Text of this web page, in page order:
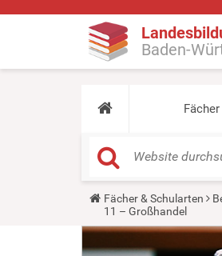
Baden-
Y
u
a
r
Fächer & Schularten
11 – Großhandel